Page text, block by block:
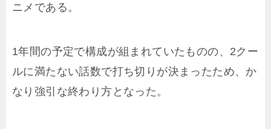
ニメである。
1年間の予定で構成が組まれていたものの、2クー
ルに満たない話数で打ち切りが決まったため、か
なり強引な終わり方となった。